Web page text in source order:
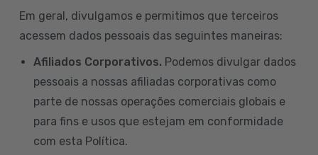
Em geral, divulgamos e permitimos que terceiros
acessem dados pessoais das seguintes maneiras:
Afiliados Corporativos. Podemos divulgar dados
pessoais a nossas afiliadas corporativas como
parte de nossas operações comerciais globais e
para fins e usos que estejam em conformidade
com esta Política.